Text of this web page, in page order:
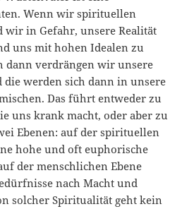
Wenn wir spirituellen
wir in Gefahr, unsere Realität
uns mit hohen Idealen zu
dann verdrängen wir unsere
die werden sich dann in unsere
Das führt entweder zu
uns krank macht, oder aber zu
Ebenen: auf der spirituellen
hohe und oft euphorische
der menschlichen Ebene
nach Macht und
solcher Spiritualität geht kein